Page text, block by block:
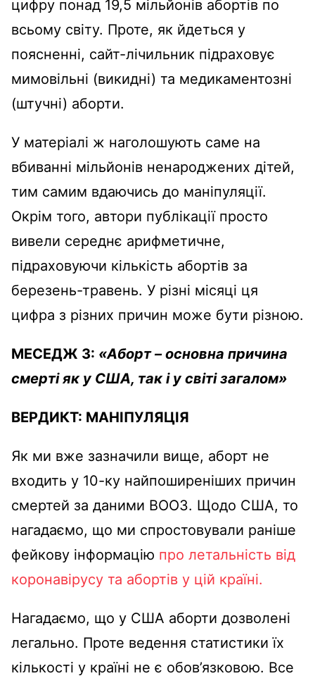
цифру понад 19,5 мільйонів абортів по
всьому світу. Проте, як йдеться у
поясненні, сайт-лічильник підраховує
мимовільні (викидні) та медикаментозні
(штучні) аборти.
У матеріалі ж наголошують саме на
вбиванні мільйонів ненароджених дітей,
тим самим вдаючись до маніпуляції.
Окрім того, автори публікації просто
вивели середнє арифметичне,
підраховуючи кількість абортів за
березень-травень. У різні місяці ця
цифра з різних причин може бути різною.
МЕСЕДЖ 3: «Аборт – основна причина
смерті як у США, так і у світі загалом»
ВЕРДИКТ: МАНІПУЛЯЦІЯ
Як ми вже зазначили вище, аборт не
входить у 10-ку найпоширеніших причин
смертей за даними ВООЗ. Щодо США, то
нагадаємо, що ми спростовували раніше
фейкову інформацію про летальність від
коронавірусу та абортів у цій країні.
Нагадаємо, що у США аборти дозволені
легально. Проте ведення статистики їх
кількості у країні не є обов’язковою. Все